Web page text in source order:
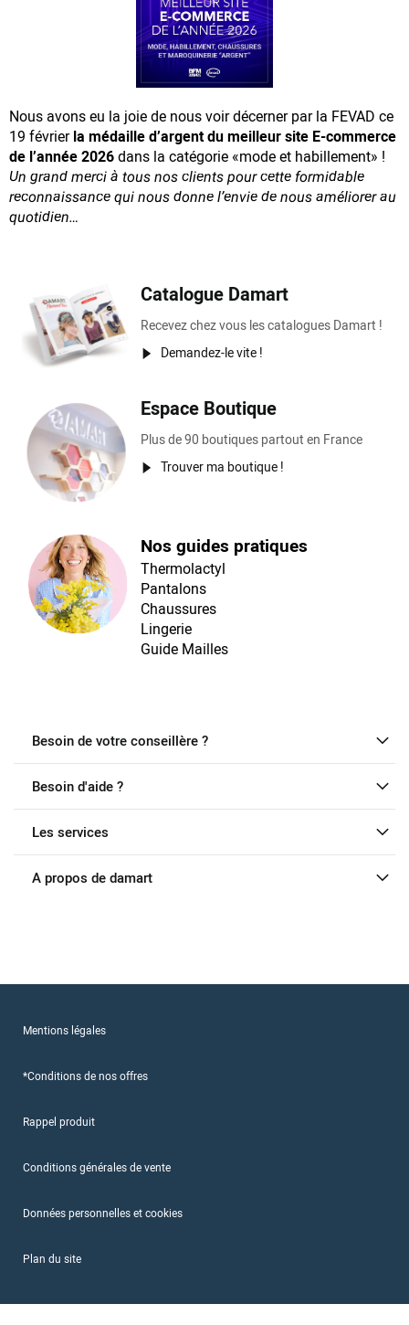
Nous avons eu la joie de nous voir décerner par la FEVAD ce
19 févrierla médaille d’argent du meilleur site E-commerce
de l’année 2026dans la catégorie «mode et habillement» !
Un grand merci à tous nos clients pour cette formidable
reconnaissancequi nous donne l’envie de nous améliorer au
quotidien…
Catalogue Damart
Recevez chez vous les catalogues Damart !
Demandez-le vite !
Espace Boutique
Plus de 90 boutiques partout en France
Trouver ma boutique !
Nos guides pratiques
Thermolactyl
Pantalons
Chaussures
Lingerie
Guide Mailles
Besoin de votre conseillère ?
Besoin d'aide ?
Les services
A propos de damart
Mentions légales
*Conditions de nos offres
Rappel produit
Conditions générales de vente
Données personnelles et cookies
Plan du site